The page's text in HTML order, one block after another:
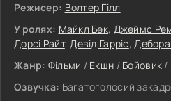
Режисер: Волтер Гілл
У ролях: Майкл Бек, Джеймс
Дорсі Райт,Девід Гарріс,
Жанр: Фільми / Екшн / Бойовик /
Озвучка: Багатоголосий